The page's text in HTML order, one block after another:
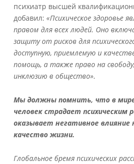
психиатр высшей
добавил: «Психическое здоровье
правом для всех людей. Оно
защиту от рисков для
доступную, приемлемую и
помощь, а также право на
инклюзию в общество».
Мы должны помнить, что в
человек страдает психическим
оказывает негативное влияние
качество жизни.
Глобальное бремя психических